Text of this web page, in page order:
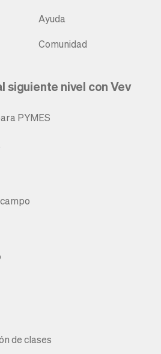
Ayuda
Comunidad
siguiente nivel con Vev
PYMES
de clases